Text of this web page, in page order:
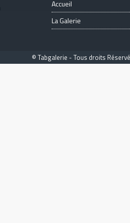
Accueil
La Galerie
© Tabgalerie - Tous droits